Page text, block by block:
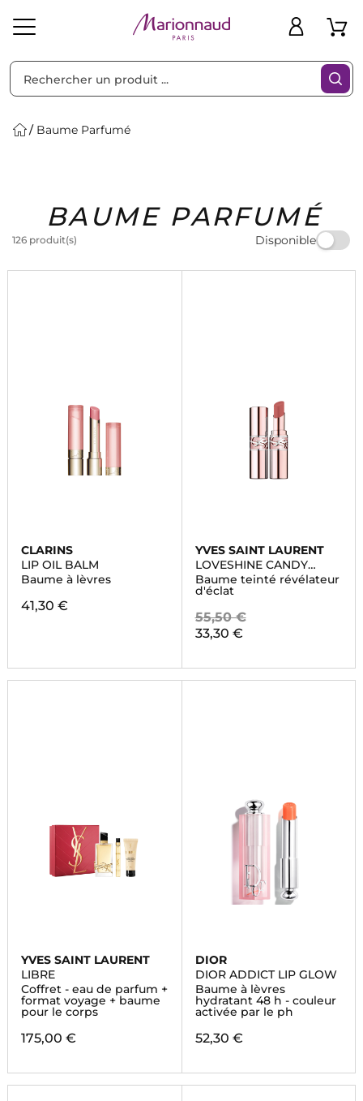
Solaire Homme Marques Idées
Cadeaux
Bons
Plans
Baume Parfumé
BAUME PARFUMÉ
126 produit(s) Disponible
Filtres
CLARINS
LIP OIL BALM
Baume à lèvres
41,30 €
YVES SAINT LAURENT
LOVESHINE CANDY
GLOW
Baume teinté révélateur
d'éclat
55,50 €
33,30 €
YVES SAINT LAURENT
LIBRE
Coffret - eau de parfum +
format voyage + baume
pour le corps
175,00 €
DIOR
DIOR ADDICT LIP GLOW
Baume à lèvres
hydratant 48 h - couleur
activée par le ph
52,30 €